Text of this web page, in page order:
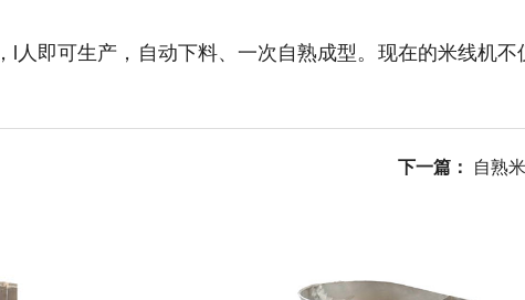
即可生产，自动下料、一次自熟成型。现在的米线机不
下一篇： 自熟